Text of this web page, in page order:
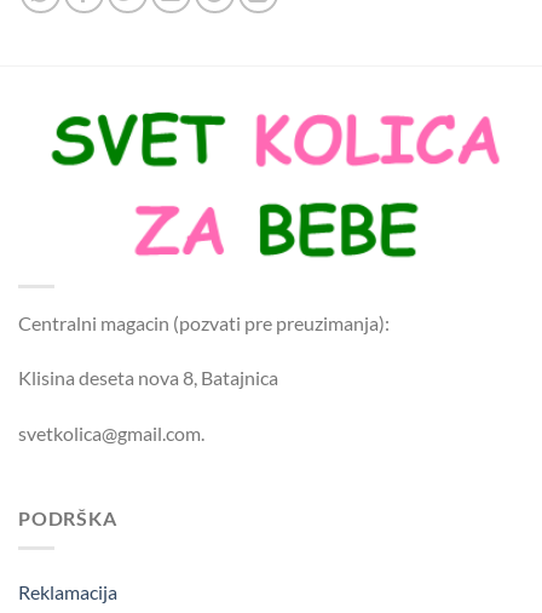
Centralni magacin (pozvati pre preuzimanja):
Klisina deseta nova 8, Batajnica
svetkolica@gmail.com.
PODRŠKA
Reklamacija